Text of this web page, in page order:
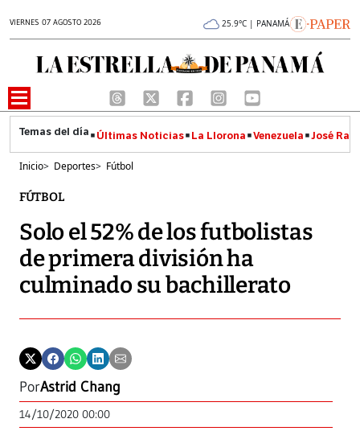
VIERNES 07 AGOSTO 2026 25.9°C | PANAMÁ
Últimas Noticias La Llorona Venezuela José
Inicio> Deportes> Fútbol
FÚTBOL
Solo el 52% de los futbolistas
de primera división ha
culminado su bachillerato
PorAstrid Chang
14/10/2020 00:00